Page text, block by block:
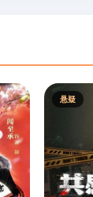
悬疑